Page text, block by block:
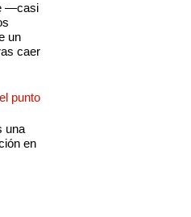
—casi
un
caer
punto
una
en